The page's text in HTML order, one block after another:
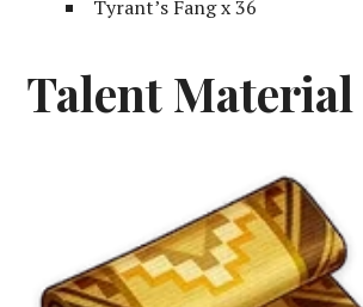
Tyrant’s Fang x 36
Talent Material